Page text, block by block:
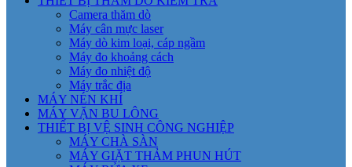
Camera thăm dò
Máy cân mực laser
Máy dò kim loại, cáp ngầm
Máy đo khoảng cách
Máy đo nhiệt độ
Máy trắc địa
MÁY NÉN KHÍ
MÁY VẶN BU LÔNG
THIẾT BỊ VỆ SINH CÔNG NGHIỆP
MÁY CHÀ SÀN
MÁY GIẶT THẢM PHUN HÚT